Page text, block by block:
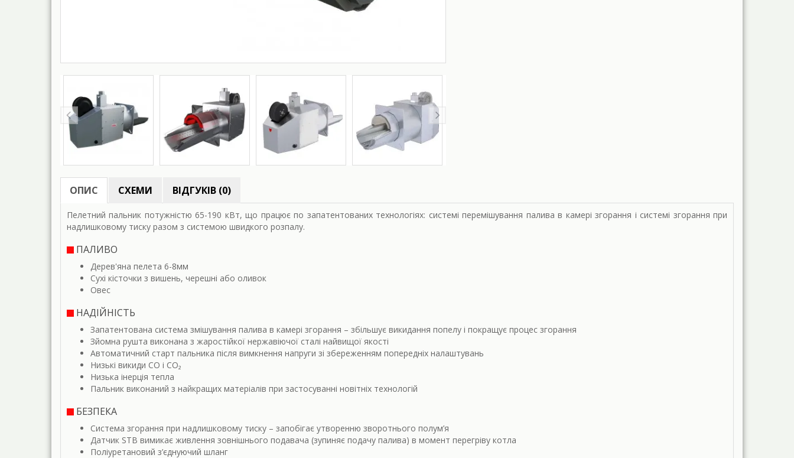
ОПИС СХЕМИ ВІДГУКІВ (0)
Пелетний пальник потужністю 65-190 кВт, що працює по запатентованих технологіях: системі перемішування палива в камері згорання і системі згорання при
надлишковому тиску разом з системою швидкого розпалу.
ПАЛИВО
Дерев'яна пелета 6-8мм
Сухі кісточки з вишень, черешні або оливок
Овес
НАДІЙНІСТЬ
Запатентована система змішування палива в камері згорання – збільшує викидання попелу і покращує процес згорання
Зйомна рушта виконана з жаростійкої нержавіючої сталі найвищої якості
Автоматичний старт пальника після вимкнення напруги зі збереженням попередніх налаштувань
Низькі викиди CO i CO₂
Низька інерція тепла
Пальник виконаний з найкращих матеріалів при застосуванні новітніх технологій
БЕЗПЕКА
Система згорання при надлишковому тиску – запобігає утворенню зворотнього полум’я
Датчик STB вимикає живлення зовнішнього подавача (зупиняє подачу палива) в момент перегріву котла
Поліуретановий з’єднуючий шланг